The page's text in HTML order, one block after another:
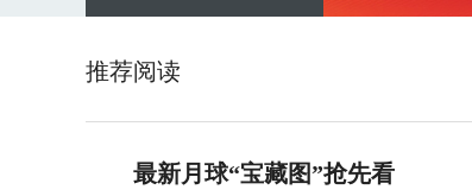
推荐阅读
最新月球“宝藏图”抢先看